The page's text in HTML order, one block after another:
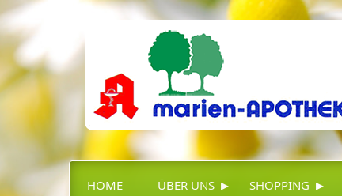
HOME ÜBER UNS ▸ SHOPPING ▸